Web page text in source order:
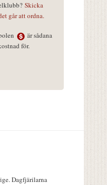
Skicka
går att ordna.
är sådana
för.
Dagfjärilarna